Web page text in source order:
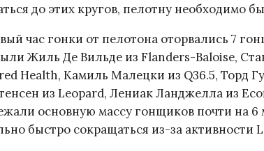
до этих кругов, пелотну необходимо
час гонки от пелотона оторвались 7
Жиль Де Вильде из Flanders-Baloise,
Health, Камиль Малецки из Q36.5, Торд
из Leopard, Лениак Ланджелла из
основную массу гонщиков почти на 6
быстро сокращаться из-за